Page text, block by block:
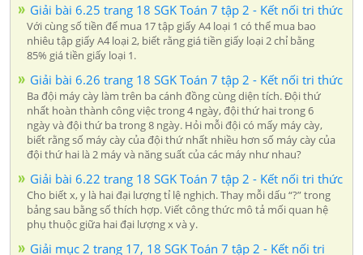
Giải bài 6.25 trang 18 SGK Toán 7 tập 2 - Kết nối tri thức
Với cùng số tiền để mua 17 tập giấy A4 loại 1 có thể mua bao
nhiêu tập giấy A4 loại 2, biết rằng giá tiền giấy loại 2 chỉ bằng
85% giá tiền giấy loại 1.
Giải bài 6.26 trang 18 SGK Toán 7 tập 2 - Kết nối tri thức
Ba đội máy cày làm trên ba cánh đồng cùng diện tích. Đội thứ
nhất hoàn thành công việc trong 4 ngày, đội thứ hai trong 6
ngày và đội thứ ba trong 8 ngày. Hỏi mỗi đội có mấy máy cày,
biết rằng số máy cày của đội thứ nhất nhiều hơn số máy cày của
đội thứ hai là 2 máy và năng suất của các máy như nhau?
Giải bài 6.22 trang 18 SGK Toán 7 tập 2 - Kết nối tri thức
Cho biết x, y là hai đại lượng tỉ lệ nghịch. Thay mỗi dấu “?” trong
bảng sau bằng số thích hợp. Viết công thức mô tả mối quan hệ
phụ thuộc giữa hai đại lượng x và y.
Giải mục 2 trang 17, 18 SGK Toán 7 tập 2 - Kết nối tri